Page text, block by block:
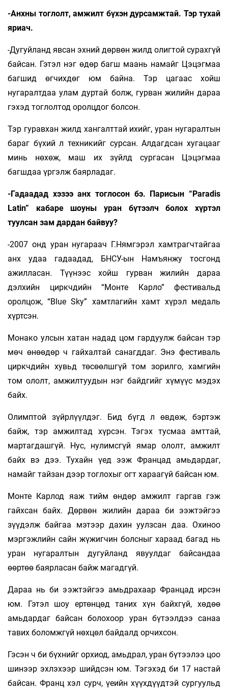
-Анхны тоглолт, амжилт бүхэн дурсамжтай. Тэр тухай
яриач.
-Дугуйланд явсан эхний дөрвөн жилд олигтой сурахгүй
байсан. Гэтэл нэг өдөр багш маань намайг Цэцэгмаа
багшид өгчихдөг юм байна. Тэр цагаас хойш
нугаралтдаа улам дуртай болж, гурван жилийн дараа
гэхэд тоглолтод оролцдог болсон.
Тэр гуравхан жилд хангалттай ихийг, уран нугаралтын
бараг бүхий л техникийг сурсан. Алдагдсан хугацааг
минь нөхөж, маш их зүйлд сургасан Цэцэгмаа
багшдаа үргэлж баярладаг.
-Гадаадад хэзээ анх тоглосон бэ. Парисын “Paradis
Latin” кабаре шоуны уран бүтээлч болох хүртэл
туулсан зам дардан байвуу?
-2007 онд уран нугараач Г.Нямгэрэл хамтрагчтайгаа
анх удаа гадаадад, БНСУ-ын Намъянжу тосгонд
ажилласан. Түүнээс хойш гурван жилийн дараа
дэлхийн циркчдийн “Монте Карло” фестивальд
оролцож, “Blue Sky” хамтлагийн хамт хүрэл медаль
хүртсэн.
Монако улсын хатан надад цом гардуулж байсан тэр
мөч өнөөдөр ч гайхалтай санагддаг. Энэ фестиваль
циркчдийн хувьд төсөөлшгүй том зорилго, хамгийн
том ололт, амжилтуудын нэг байдгийг хүмүүс мэдэх
байх.
Олимптой зүйрлүүлдэг. Бид бүгд л өвдөж, бэртэж
байж, тэр амжилтад хүрсэн. Тэгэх тусмаа амттай,
мартагдашгүй. Нус, нулимсгүй ямар ололт, амжилт
байх вэ дээ. Тухайн үед ээж Францад амьдардаг,
намайг тайзан дээр тоглохыг огт хараагүй байсан юм.
Монте Карлод яаж тийм өндөр амжилт гаргав гэж
гайхсан байх. Дөрвөн жилийн дараа би ээжтэйгээ
зүүдэлж байгаа мэтээр дахин уулзсан даа. Охиноо
мэргэжлийн сайн жүжигчин болсныг хараад багад нь
уран нугаралтын дугуйланд явуулдаг байсандаа
өөртөө баярласан байж магадгүй.
Дараа нь би ээжтэйгээ амьдрахаар Францад ирсэн
юм. Гэтэл шоу ертөнцөд таних хүн байхгүй, хөдөө
амьдардаг байсан болохоор уран бүтээлдээ санаа
тавих боломжгүй нөхцөл байдалд орчихсон.
Гэсэн ч би бүхнийг орхиод, амьдрал, уран бүтээлээ цоо
шинээр эхлэхээр шийдсэн юм. Тэгэхэд би 17 настай
байсан. Франц хэл сурч, үеийн хүүхдүүдтэй сургуульд